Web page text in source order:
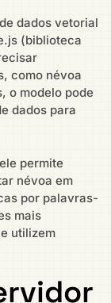
dados vetorial
(biblioteca
como névoa
o modelo pode
dados para
permite
névoa em
por palavras-
mais
utilizem